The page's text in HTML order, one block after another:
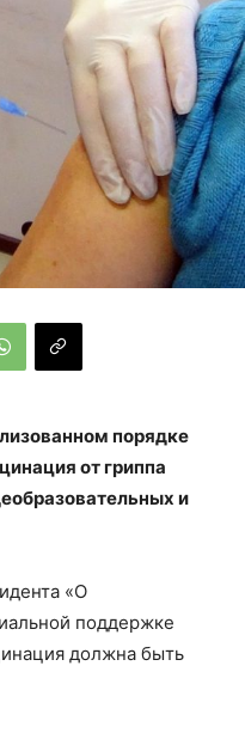
порядке
от гриппа
и
«О
поддержке
должна быть